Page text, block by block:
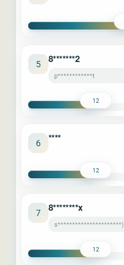
5 8*******2
p************t
12
6 ****
12
7 8********x
s**********************)
12